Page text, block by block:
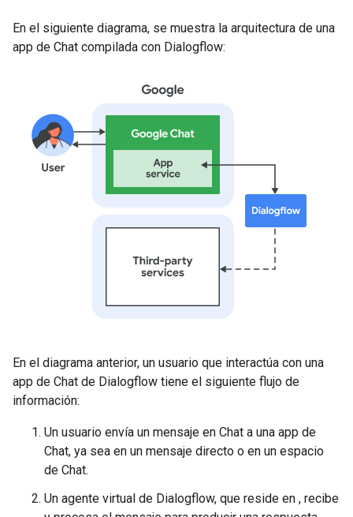
En el siguiente diagrama, se muestra la arquitectura de una
app de Chat compilada con Dialogflow:
En el diagrama anterior, un usuario que interactúa con una
app de Chat de Dialogflow tiene el siguiente flujo de
información:
Un usuario envía un mensaje en Chat a una app de
Chat, ya sea en un mensaje directo o en un espacio
de Chat.
Un agente virtual de Dialogflow, que reside en , recibe